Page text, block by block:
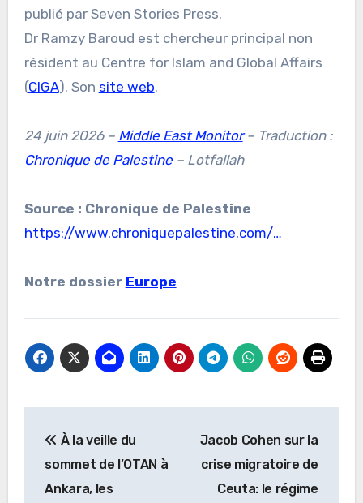
publié par Seven Stories Press.
Dr Ramzy Baroud est chercheur principal non
résident au Centre for Islam and Global Affairs
(CIGA). Son site web.
24 juin 2026 – Middle East Monitor– Traduction :
Chronique de Palestine– Lotfallah
Source : Chronique de Palestine
https://www.chroniquepalestine.com/…
Notre dossier Europe
de
l’article
À la veille du
sommet de l’OTAN à
Ankara, les
Jacob Cohen sur la
crise migratoire de
Ceuta: le régime